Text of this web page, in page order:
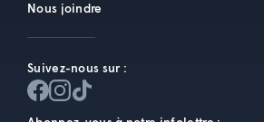
Nous joindre
Suivez-nous sur :